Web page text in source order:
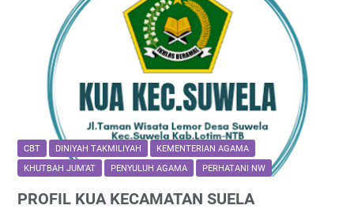
/
P
D
N
D
U
T
B
A
CBT DINIYAH TAKMILIYAH
KEMENTERIAN AGAMA
KHUTBAH JUM'AT
PENYULUH AGAMA PERHATANI NW
PROFIL KUA KECAMATAN SUELA